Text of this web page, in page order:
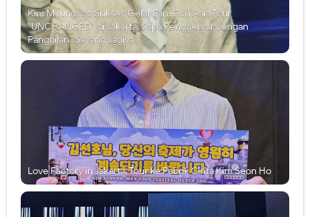
Kim Myungsoo Sukses Gelar Fan-Con Asia Tour
"UNCHANGED" di Jakarta, Sapa Penggemar dengan
Panggilan "Sayang Jagiya"
Love Factory in Jakarta, Tour ke Pabrik Cinta Kim Seon Ho